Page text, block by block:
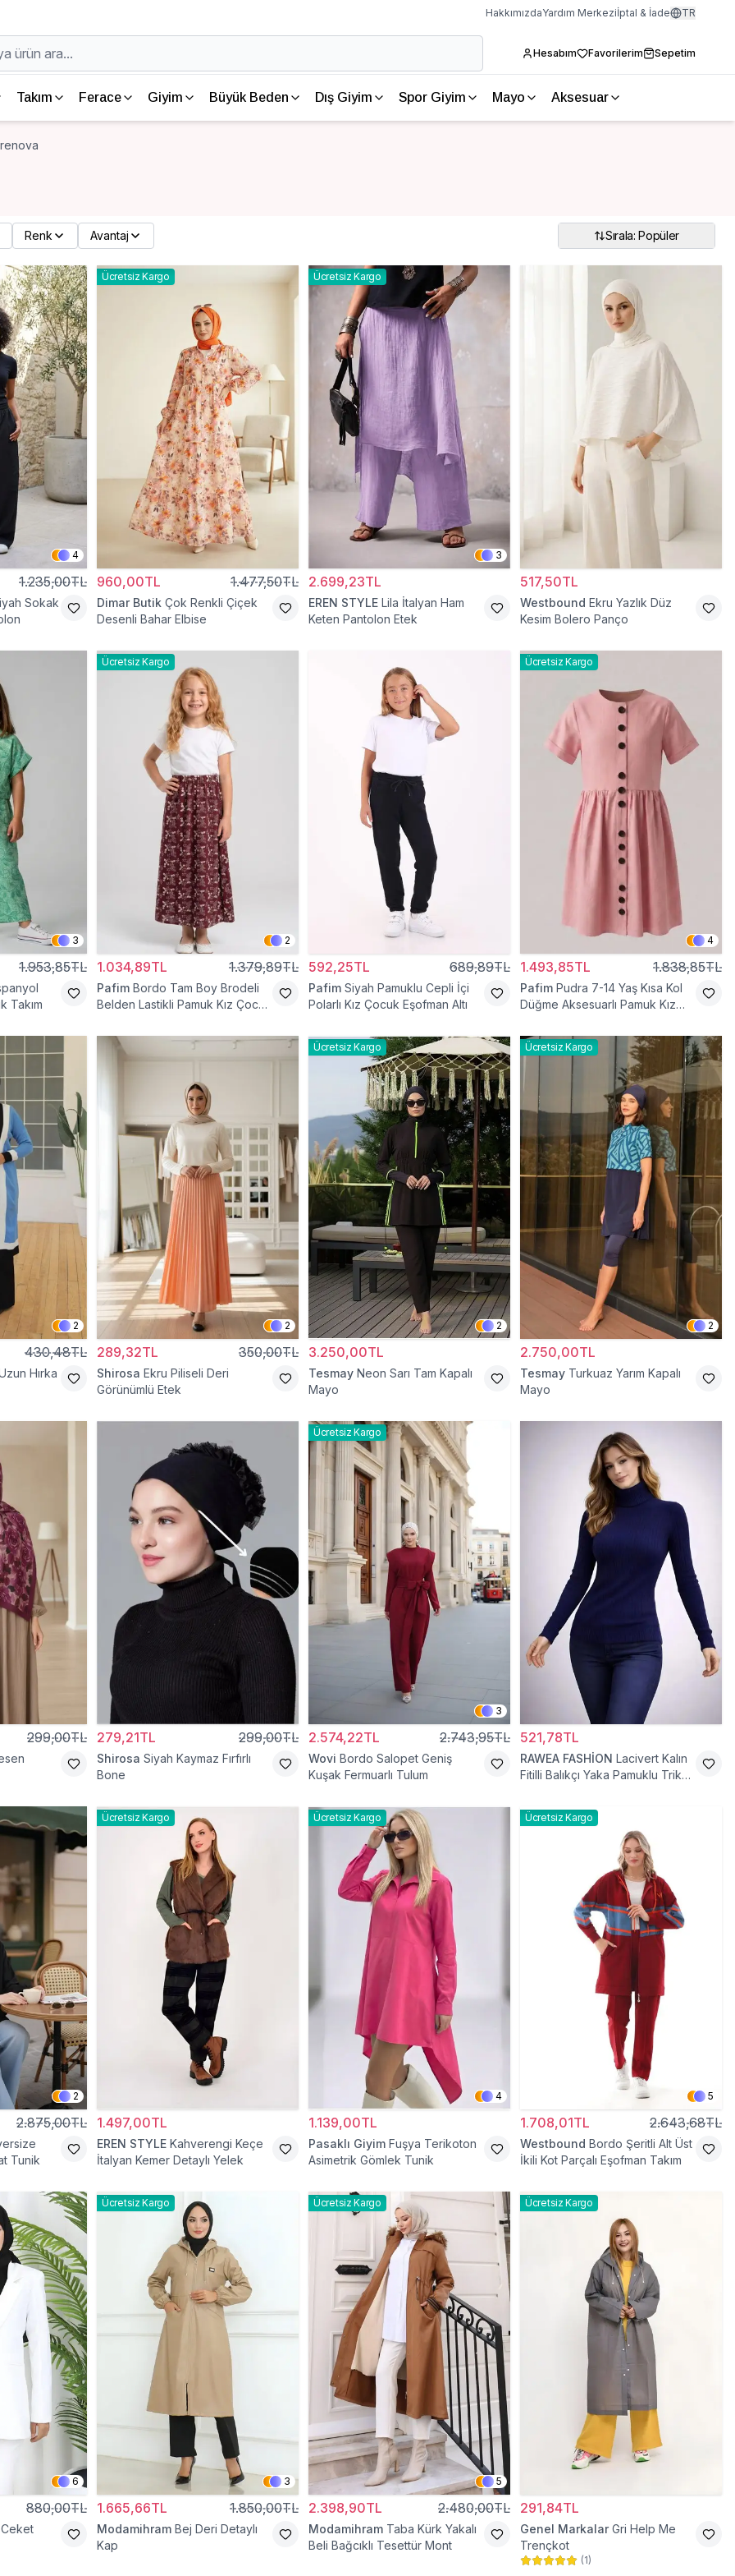
HakkımızdaYardım Merkeziİptal & İade TR
Hesabım Favorilerim Sepetim
Takım Ferace Giyim Büyük Beden Dış Giyim Spor Giyim Mayo Aksesuar
Renk Avantaj Sırala: Popüler
4
1.235,00TL
Sokak
Ücretsiz Kargo
960,00TL 1.477,50TL
Dimar Butik Çok Renkli Çiçek
Desenli Bahar Elbise
Ücretsiz Kargo
3
2.699,23TL
EREN STYLE Lila İtalyan Ham
Keten Pantolon Etek
517,50TL
Westbound Ekru Yazlık Düz
Kesim Bolero Panço
3
1.953,85TL
Takım
Ücretsiz Kargo
2
1.034,89TL 1.379,89TL
Pafim Bordo Tam Boy Brodeli
Belden Lastikli Pamuk Kız Çocuk
592,25TL 689,89TL
Pafim Siyah Pamuklu Cepli İçi
Polarlı Kız Çocuk Eşofman Altı
Ücretsiz Kargo
4
1.493,85TL 1.838,85TL
Pafim Pudra 7-14 Yaş Kısa Kol
Düğme Aksesuarlı Pamuk Kız
2
430,48TL
Hırka
2
289,32TL 350,00TL
Shirosa Ekru Piliseli Deri
Görünümlü Etek
Ücretsiz Kargo
2
3.250,00TL
Tesmay Neon Sarı Tam Kapalı
Mayo
Ücretsiz Kargo
2
2.750,00TL
Tesmay Turkuaz Yarım Kapalı
Mayo
299,00TL 279,21TL 299,00TL
Shirosa Siyah Kaymaz Fırfırlı
Bone
Ücretsiz Kargo
3
2.574,22TL 2.743,95TL
Wovi Bordo Salopet Geniş
Kuşak Fermuarlı Tulum
521,78TL
RAWEA FASHİON Lacivert Kalın
Fitilli Balıkçı Yaka Pamuklu Triko
2
2.875,00TL
Tunik
Ücretsiz Kargo
1.497,00TL
EREN STYLE Kahverengi Keçe
İtalyan Kemer Detaylı Yelek
Ücretsiz Kargo
4
1.139,00TL
Pasaklı Giyim Fuşya Terikoton
Asimetrik Gömlek Tunik
Ücretsiz Kargo
5
1.708,01TL 2.643,68TL
Westbound Bordo Şeritli Alt Üst
İkili Kot Parçalı Eşofman Takım
6
880,00TL
Ücretsiz Kargo
3
1.665,66TL 1.850,00TL
Modamihram Bej Deri Detaylı
Kap
Ücretsiz Kargo
5
2.398,90TL 2.480,00TL
Modamihram Taba Kürk Yakalı
Beli Bağcıklı Tesettür Mont
Ücretsiz Kargo
291,84TL
Genel Markalar Gri Help Me
Trençkot
(1)